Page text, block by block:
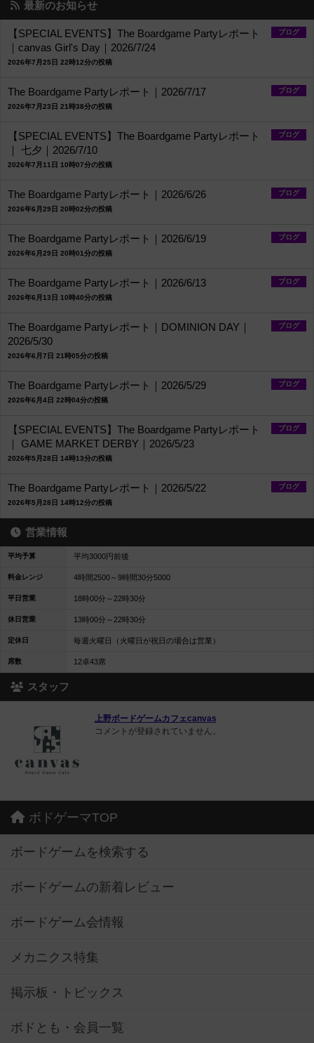
最新のお知らせ
ブログ
【SPECIAL EVENTS】The Boardgame Partyレポート
｜canvas Girl's Day｜2026/7/24
2026年7月25日 22時12分の投稿
ブログ
The Boardgame Partyレポート｜2026/7/17
2026年7月23日 21時38分の投稿
ブログ
【SPECIAL EVENTS】The Boardgame Partyレポート
｜ 七夕｜2026/7/10
2026年7月11日 10時07分の投稿
ブログ
The Boardgame Partyレポート｜2026/6/26
2026年6月29日 20時02分の投稿
ブログ
The Boardgame Partyレポート｜2026/6/19
2026年6月29日 20時01分の投稿
ブログ
The Boardgame Partyレポート｜2026/6/13
2026年6月13日 10時40分の投稿
ブログ
The Boardgame Partyレポート｜DOMINION DAY｜
2026/5/30
2026年6月7日 21時05分の投稿
ブログ
The Boardgame Partyレポート｜2026/5/29
2026年6月4日 22時04分の投稿
ブログ
【SPECIAL EVENTS】The Boardgame Partyレポート
｜ GAME MARKET DERBY｜2026/5/23
2026年5月28日 14時13分の投稿
ブログ
The Boardgame Partyレポート｜2026/5/22
2026年5月28日 14時12分の投稿
営業情報
平均予算 平均3000円前後
料金レンジ 4時間2500～9時間30分5000
平日営業 18時00分～22時30分
休日営業 13時00分～22時30分
定休日 毎週火曜日（火曜日が祝日の場合は営業）
席数 12卓43席
スタッフ
上野ボードゲームカフェcanvas
コメントが登録されていません。
ボドゲーマTOP
ボードゲームを検索する
ボードゲームの新着レビュー
ボードゲーム会情報
メカニクス特集
掲示板・トピックス
ボドとも・会員一覧